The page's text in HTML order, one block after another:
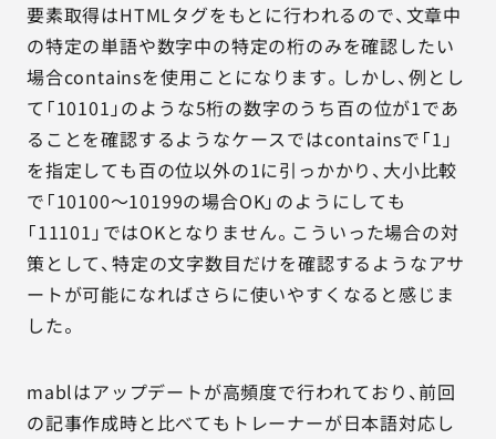
要素取得はHTMLタグをもとに行われるので、文章中
の特定の単語や数字中の特定の桁のみを確認したい
場合containsを使用ことになります。しかし、例とし
て「10101」のような5桁の数字のうち百の位が1であ
ることを確認するようなケースではcontainsで「1」
を指定しても百の位以外の1に引っかかり、大小比較
で「10100～10199の場合OK」のようにしても
「11101」ではOKとなりません。こういった場合の対
策として、特定の文字数目だけを確認するようなアサ
ートが可能になればさらに使いやすくなると感じま
した。
mablはアップデートが高頻度で行われており、前回
の記事作成時と比べてもトレーナーが日本語対応し